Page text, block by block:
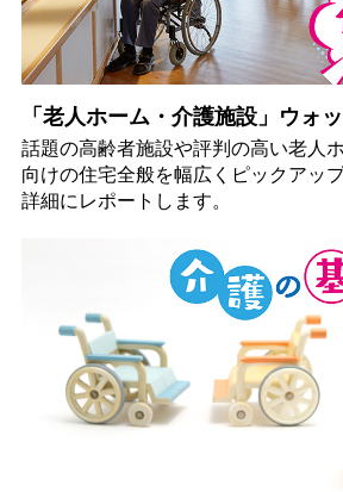
「老人ホーム・介護施設」ウォ
話題の高齢者施設や評判の高い老人
向けの住宅全般を幅広くピックアッ
詳細にレポートします。